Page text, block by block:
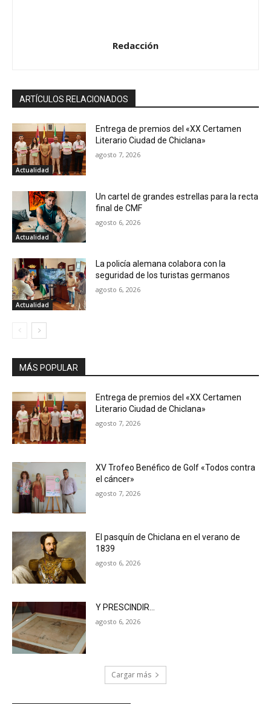
Redacción
ARTÍCULOS RELACIONADOS
Actualidad
Entrega de premios del «XX Certamen
Literario Ciudad de Chiclana»
agosto 7, 2026
Actualidad
Un cartel de grandes estrellas para la recta
final de CMF
agosto 6, 2026
Actualidad
La policía alemana colabora con la
seguridad de los turistas germanos
agosto 6, 2026
MÁS POPULAR
Entrega de premios del «XX Certamen
Literario Ciudad de Chiclana»
agosto 7, 2026
XV Trofeo Benéfico de Golf «Todos contra
el cáncer»
agosto 7, 2026
El pasquín de Chiclana en el verano de
1839
agosto 6, 2026
Y PRESCINDIR…
agosto 6, 2026
Cargar más